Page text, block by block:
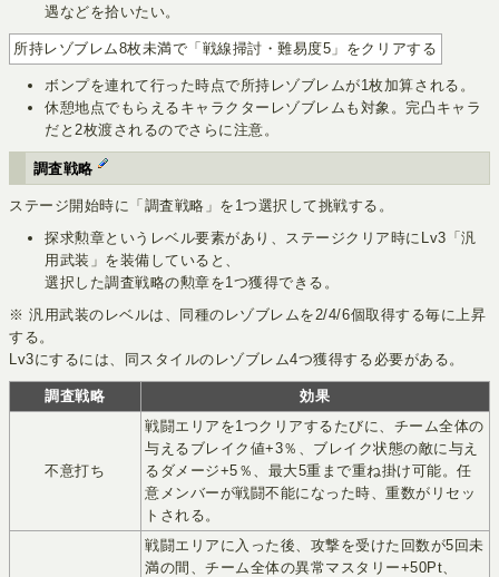
遇などを拾いたい。
所持レゾブレム8枚未満で「戦線掃討・難易度5」をクリアする
ボンプを連れて行った時点で所持レゾブレムが1枚加算される。
休憩地点でもらえるキャラクターレゾブレムも対象。完凸キャラ
だと2枚渡されるのでさらに注意。
調査戦略
ステージ開始時に「調査戦略」を1つ選択して挑戦する。
探求勲章というレベル要素があり、ステージクリア時にLv3「汎
用武装」を装備していると、
選択した調査戦略の勲章を1つ獲得できる。
※ 汎用武装のレベルは、同種のレゾブレムを2/4/6個取得する毎に上昇
する。
Lv3にするには、同スタイルのレゾブレム4つ獲得する必要がある。
調査戦略 効果
不意打ち
戦闘エリアを1つクリアするたびに、チーム全体の
与えるブレイク値+3％、ブレイク状態の敵に与え
るダメージ+5％、最大5重まで重ね掛け可能。任
意メンバーが戦闘不能になった時、重数がリセッ
トされる。
戦闘エリアに入った後、攻撃を受けた回数が5回未
満の間、チーム全体の異常マスタリー+50Pt、